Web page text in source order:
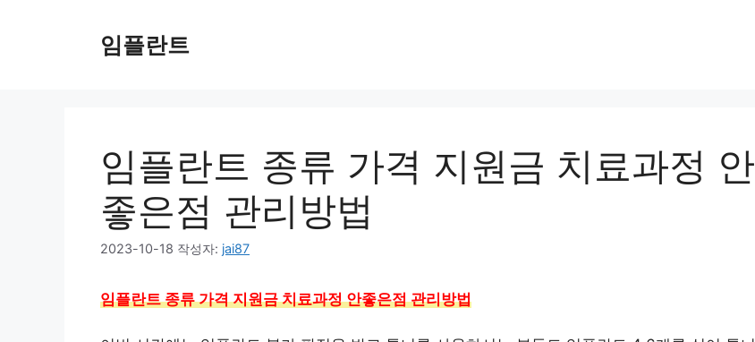
임플란트
임플란트 종류 가격 지원금 치료과정 안
좋은점 관리방법
2023-10-18 작성자: jai87
임플란트 종류 가격 지원금 치료과정 안좋은점 관리방법